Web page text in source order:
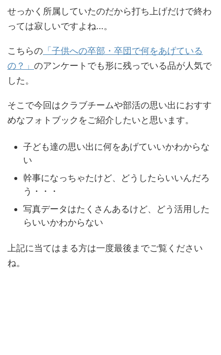
せっかく所属していたのだから打ち上げだけで終わ
っては寂しいですよね…。
こちらの 「子供への卒部・卒団で何をあげている
の？」 のアンケートでも形に残っでいる品が人気で
した。
そこで今回はクラブチームや部活の思い出におすす
めなフォトブックをご紹介したいと思います。
子ども達の思い出に何をあげていいかわからな
い
幹事になっちゃたけど、どうしたらいいんだろ
う・・・
写真データはたくさんあるけど、どう活用した
らいいかわからない
上記に当てはまる方は一度最後までご覧ください
ね。